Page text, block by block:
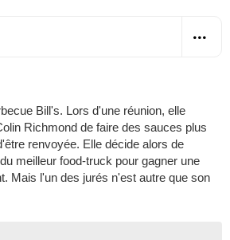
Bill's. Lors d'une réunion, elle
Richmond de faire des sauces plus
renvoyée. Elle décide alors de
meilleur food-truck pour gagner une
Mais l'un des jurés n'est autre que son